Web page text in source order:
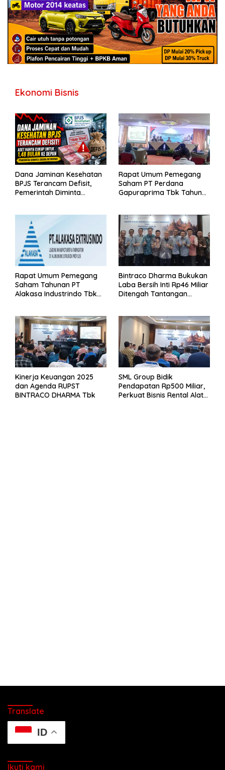
Ekonomi Bisnis
Dana Jaminan Kesehatan
BPJS Terancam Defisit,
Pemerintah Diminta
Rapat Umum Pemegang
Saham PT Perdana
Gapuraprima Tbk Tahun
Rapat Umum Pemegang
Saham Tahunan PT
Alakasa Industrindo Tbk
Bintraco Dharma Bukukan
Laba Bersih Inti Rp46 Miliar
Ditengah Tantangan
Kinerja Keuangan 2025
dan Agenda RUPST
BINTRACO DHARMA Tbk
SML Group Bidik
Pendapatan Rp500 Miliar,
Perkuat Bisnis Rental Alat
Translate
ID
Ikuti kami